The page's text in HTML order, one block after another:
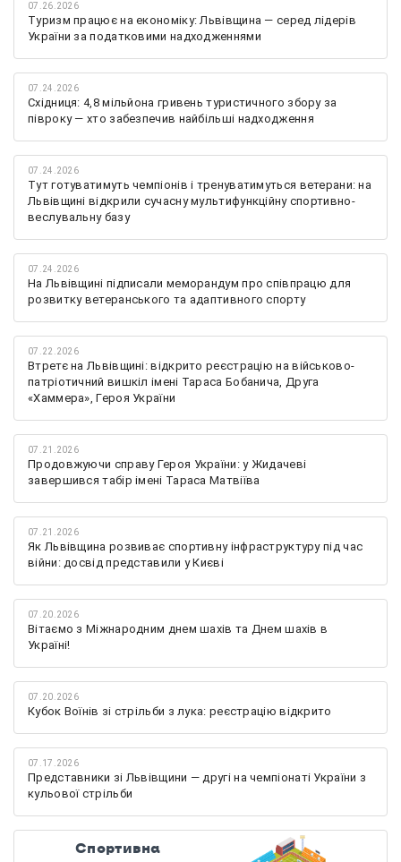
07.26.2026
Туризм працює на економіку: Львівщина — серед лідерів
України за податковими надходженнями
07.24.2026
Східниця: 4,8 мільйона гривень туристичного збору за
півроку — хто забезпечив найбільші надходження
07.24.2026
Тут готуватимуть чемпіонів і тренуватимуться ветерани: на
Львівщині відкрили сучасну мультифункційну спортивно-
веслувальну базу
07.24.2026
На Львівщині підписали меморандум про співпрацю для
розвитку ветеранського та адаптивного спорту
07.22.2026
Втретє на Львівщині: відкрито реєстрацію на військово-
патріотичний вишкіл імені Тараса Бобанича, Друга
«Хаммера», Героя України
07.21.2026
Продовжуючи справу Героя України: у Жидачеві
завершився табір імені Тараса Матвіїва
07.21.2026
Як Львівщина розвиває спортивну інфраструктуру під час
війни: досвід представили у Києві
07.20.2026
Вітаємо з Міжнародним днем шахів та Днем шахів в
Україні!
07.20.2026
Кубок Воїнів зі стрільби з лука: реєстрацію відкрито
07.17.2026
Представники зі Львівщини — другі на чемпіонаті України з
кульової стрільби
Спортивна